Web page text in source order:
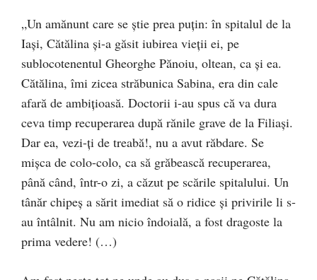
„Un amănunt care se știe prea puțin: în spitalul de la
Iași, Cătălina și-a găsit iubirea vieții ei, pe
sublocotenentul Gheorghe Pănoiu, oltean, ca și ea.
Cătălina, îmi zicea străbunica Sa­bina, era din cale
afară de ambițioasă. Doctorii i-au spus că va dura
ceva timp recuperarea după rănile grave de la Filiași.
Dar ea, vezi-ți de treabă!, nu a avut răbdare. Se
mișca de colo-colo, ca să grăbească recuperarea,
până când, într-o zi, a căzut pe scările spitalului. Un
tânăr chipeș a sărit imediat să o ridice și privirile li s-
au întâlnit. Nu am nicio îndoială, a fost dragoste la
prima vedere! (…)